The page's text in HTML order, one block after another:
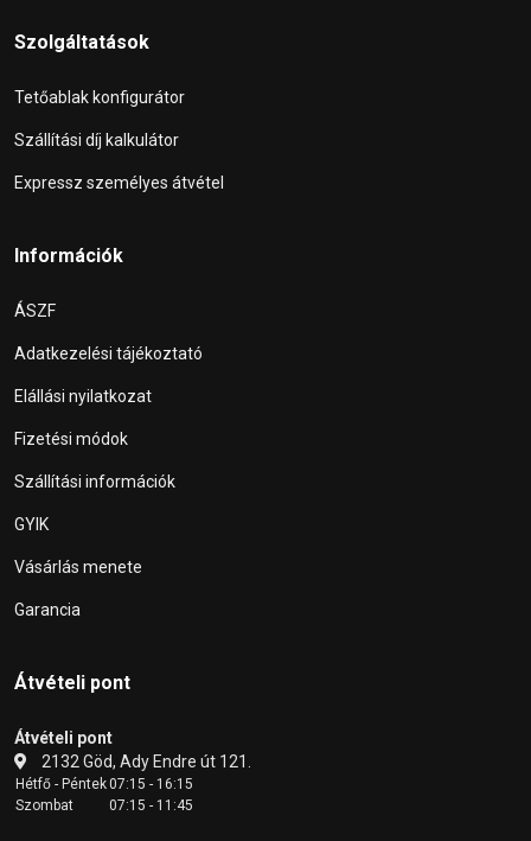
Szolgáltatások
Tetőablak konfigurátor
Szállítási díj kalkulátor
Expressz személyes átvétel
Információk
ÁSZF
Adatkezelési tájékoztató
Elállási nyilatkozat
Fizetési módok
Szállítási információk
GYIK
Vásárlás menete
Garancia
Átvételi pont
Átvételi pont
2132 Göd, Ady Endre út 121.
Hétfő - Péntek07:15 - 16:15
Szombat
07:15 - 11:45